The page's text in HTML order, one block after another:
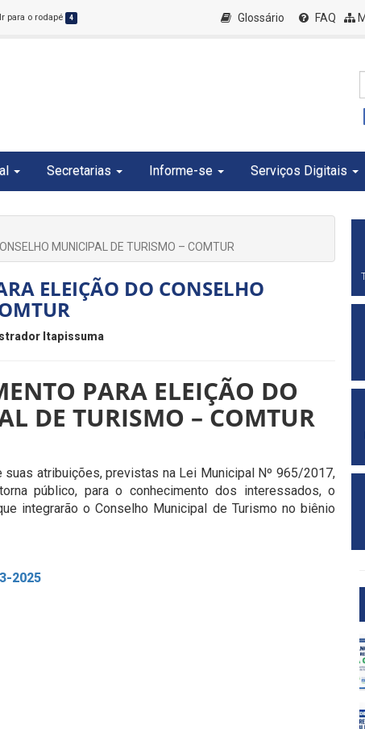
Ir para o rodapé 4 Glossário FAQ
Secretarias Informe-se Serviços Digitais
MUNICIPAL DE TURISMO – COMTUR
ELEIÇÃO DO CONSELHO
Itapissuma
PARA ELEIÇÃO DO
DE TURISMO – COMTUR
atribuições, previstas na Lei Municipal Nº 965/2017,
público, para o conhecimento dos interessados, o
integrarão o Conselho Municipal de Turismo no biênio
2025